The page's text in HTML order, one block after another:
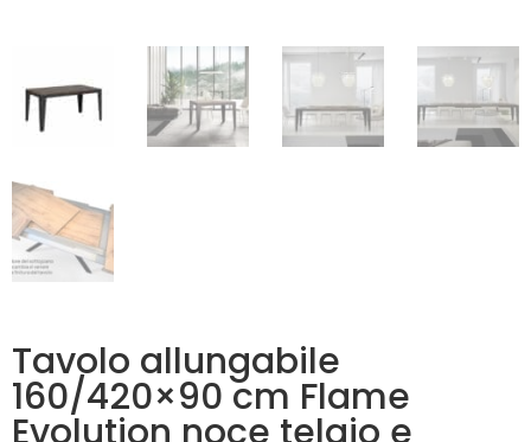
Tavolo allungabile
160/420×90 cm Flame